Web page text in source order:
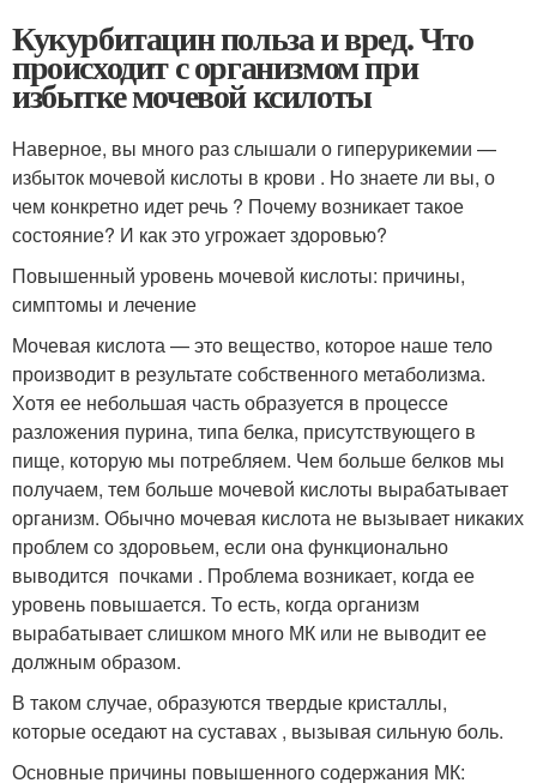
Кукурбитацин польза и вред. Что
происходит с организмом при
избытке мочевой ксилоты
Наверное, вы много раз слышали о гиперурикемии —
избыток мочевой кислоты в крови . Но знаете ли вы, о
чем конкретно идет речь ? Почему возникает такое
состояние? И как это угрожает здоровью?
Повышенный уровень мочевой кислоты: причины,
симптомы и лечение
Мочевая кислота — это вещество, которое наше тело
производит в результате собственного метаболизма.
Хотя ее небольшая часть образуется в процессе
разложения пурина, типа белка, присутствующего в
пище, которую мы потребляем. Чем больше белков мы
получаем, тем больше мочевой кислоты вырабатывает
организм. Обычно мочевая кислота не вызывает никаких
проблем со здоровьем, если она функционально
выводится почками . Проблема возникает, когда ее
уровень повышается. То есть, когда организм
вырабатывает слишком много МК или не выводит ее
должным образом.
В таком случае, образуются твердые кристаллы,
которые оседают на суставах , вызывая сильную боль.
Основные причины повышенного содержания МК: